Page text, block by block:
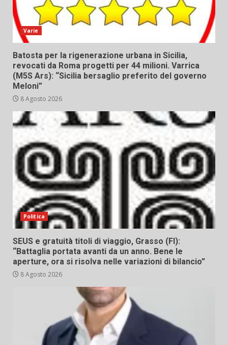
Varie
Batosta per la rigenerazione urbana in Sicilia,
revocati da Roma progetti per 44 milioni. Varrica
(M5S Ars): “Sicilia bersaglio preferito del governo
Meloni”
8 Agosto 2026
Politica
SEUS e gratuità titoli di viaggio, Grasso (FI):
“Battaglia portata avanti da un anno. Bene le
aperture, ora si risolva nelle variazioni di bilancio”
8 Agosto 2026